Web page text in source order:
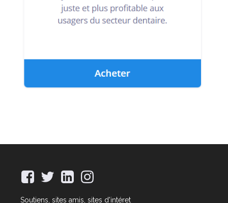
Soutiens, sites amis, sites d'intéret